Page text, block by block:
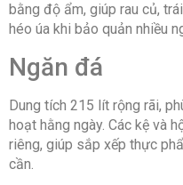
bằng độ ẩm, giúp rau củ,
héo úa khi bảo quản nhiều
Ngăn đá
Dung tích 215 lít rộng rãi,
hoạt hằng ngày. Các kệ và
riêng, giúp sắp xếp thực
cần.